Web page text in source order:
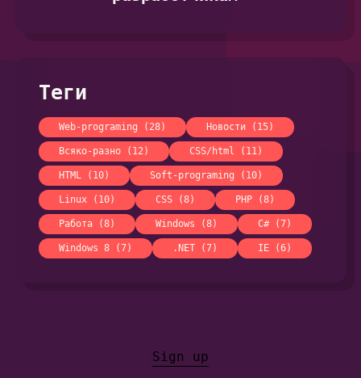
Теги
Web-programing (28) Новости (15)
Всяко-разно (12) CSS/html (11)
HTML (10) Soft-programing (10)
Linux (10) CSS (8) PHP (8)
Работа (8) Windows (8) C# (7)
Windows 8 (7) .NET (7) IE (6)
Sign up